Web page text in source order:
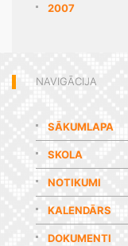
2007
NAVIGĀCIJA
SĀKUMLAPA
SKOLA
NOTIKUMI
KALENDĀRS
DOKUMENTI